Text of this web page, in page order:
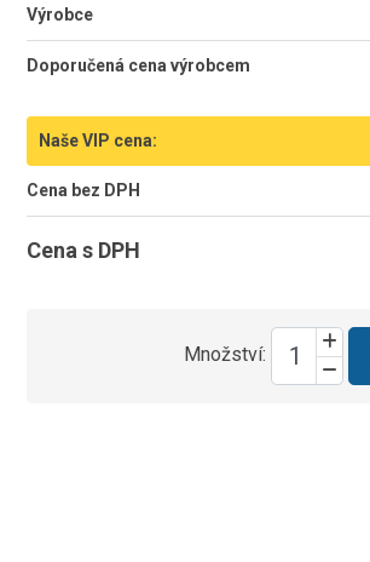
Výrobce
Doporučená cena výrobcem
Naše VIP cena:
Cena bez DPH
Cena s DPH
Množství: